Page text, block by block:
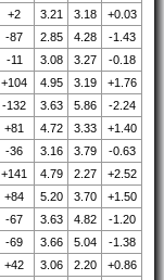
+2 3.21 3.18
+0.03
-87 2.85 4.28
-1.43
-11 3.08 3.27
-0.18
+104 4.95 3.19
+1.76
-132 3.63 5.86
-2.24
+81 4.72 3.33
+1.40
-36 3.16 3.79
-0.63
+141 4.79 2.27
+2.52
+84 5.20 3.70
+1.50
-67 3.63 4.82
-1.20
-69 3.66 5.04
-1.38
+42 3.06 2.20
+0.86